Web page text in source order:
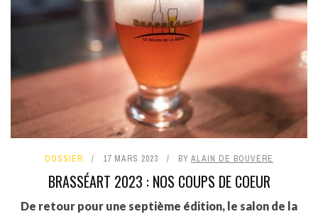
DOSSIER 17 MARS 2023 BY ALAIN DE BOUVÈRE
BRASSÉART 2023 : NOS COUPS DE COEUR
De retour pour une septième édition, le salon de la